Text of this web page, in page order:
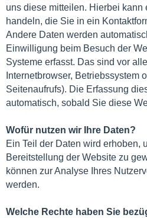
uns diese mitteilen. Hierbei kann
handeln, die Sie in ein
Andere Daten werden
Einwilligung beim Besuch der
Systeme erfasst. Das sind vor
Internetbrowser, Betriebssystem
Seitenaufrufs). Die Erfassung
automatisch, sobald Sie diese
Wofür nutzen wir Ihre Daten?
Ein Teil der Daten wird erhoben,
Bereitstellung der Website zu
können zur Analyse Ihres
werden.
Welche Rechte haben Sie